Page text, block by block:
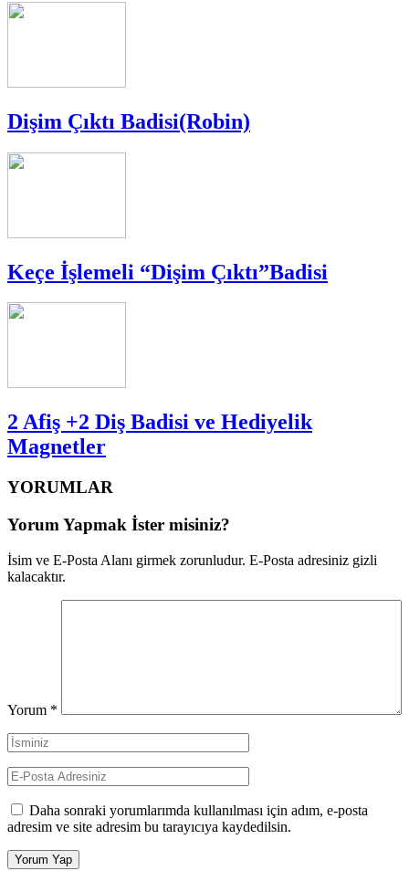
Dişim Çıktı Badisi(Robin)
Keçe İşlemeli “Dişim Çıktı”Badisi
2 Afiş +2 Diş Badisi ve Hediyelik
Magnetler
YORUMLAR
Yorum Yapmak İster misiniz?
İsim ve E-Posta Alanı girmek zorunludur. E-Posta adresiniz gizli
kalacaktır.
Yorum *
Daha sonraki yorumlarımda kullanılması için adım, e-posta
adresim ve site adresim bu tarayıcıya kaydedilsin.